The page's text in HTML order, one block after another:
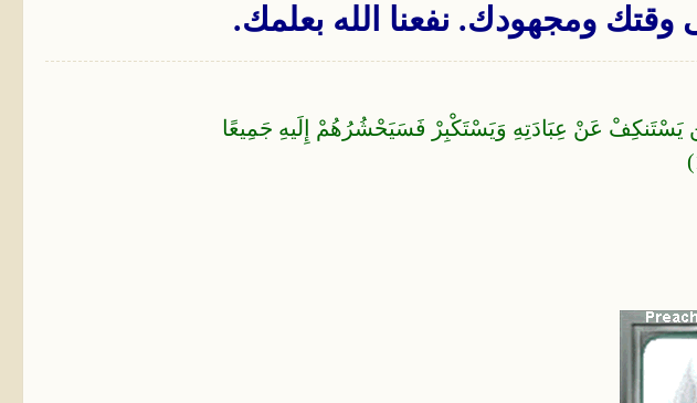
وقتك ومجهودك. نفعنا الله بعلمك.
يَسْتَنكِفْ عَنْ عِبَادَتِهِ وَيَسْتَكْبِرْ فَسَيَحْشُرُهُمْ إِلَيهِ جَمِيعًا